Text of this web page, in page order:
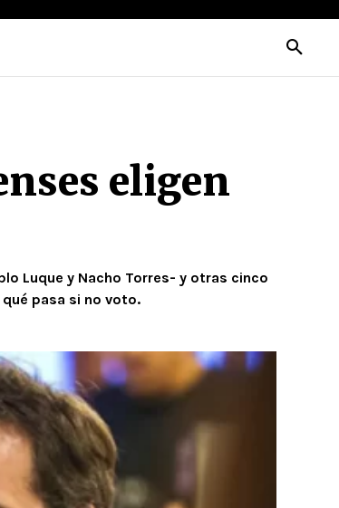
eligen
Luque y Nacho Torres- y otras cinco
pasa si no voto.